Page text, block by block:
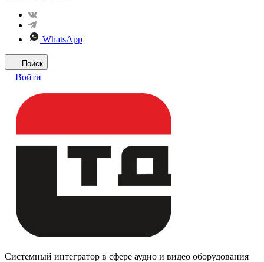
WhatsApp
Поиск
Войти
Системный интегратор в сфере аудио и видео оборудования